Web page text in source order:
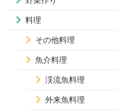
料理
その他料理
魚介料理
渓流魚料理
外来魚料理